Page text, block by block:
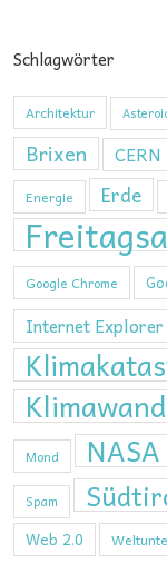
Schlagwörter
Architektur
Brixen CERN
Energie
Erde
Google Chrome
Internet Explorer
Mond NASA
Spam
Web 2.0